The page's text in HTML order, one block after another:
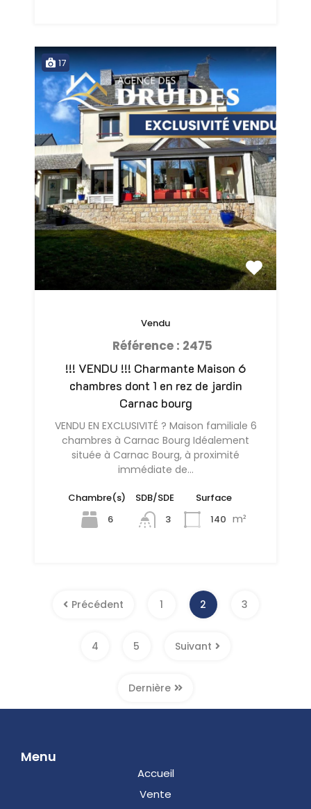
17
!!! VENDU !!! Charmante Maison 6
chambres dont 1 en rez de jardin
Carnac bourg
VENDU EN EXCLUSIVITÉ ? Maison familiale 6
chambres à Carnac Bourg Idéalement
située à Carnac Bourg, à proximité
immédiate de…
Chambre(s)
6
SDB/SDE
3
Surface
140 m²
Vendu
Référence : 2475
Précédent 1 2 3
4 5 Suivant
Dernière
Menu
Accueil
Vente